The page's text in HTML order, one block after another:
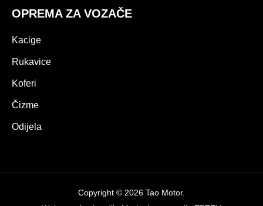
OPREMA ZA VOZAČE
Kacige
Rukavice
Koferi
Čizme
Odijela
Copyright © 2026 Tao Motor.